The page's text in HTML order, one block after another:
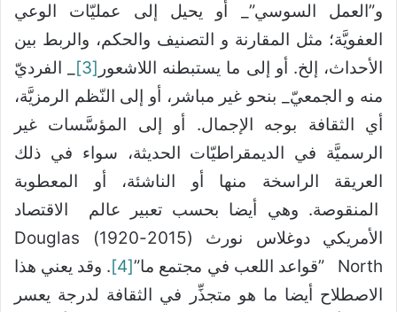
و”العمل السوسي”_ أو يحيل إلى عمليّات الوعي
العفويَّة؛ مثل المقارنة و التصنيف والحكم، والربط بين
الأحداث، إلخ. أو إلى ما يستبطنه اللاشعور [3]
_ الفرديّ
منه و الجمعيّ_ بنحو غير مباشر، أو إلى النّظم الرمزيَّة،
أي الثقافة بوجه الإجمال. أو إلى المؤسَّسات غير
الرسميَّة في الديمقراطيّات الحديثة، سواء في ذلك
العريقة الراسخة منها أو الناشئة، أو المعطوبة
المنقوصة. وهي أيضا بحسب تعبير عالم الاقتصاد
الأمريكي دوغلاس نورث (2015-1920) Douglas
North ”قواعد اللعب في مجتمع ما”
[4]
. وقد يعني هذا
الاصطلاح أيضا ما هو متجذِّر في الثقافة لدرجة يعسر